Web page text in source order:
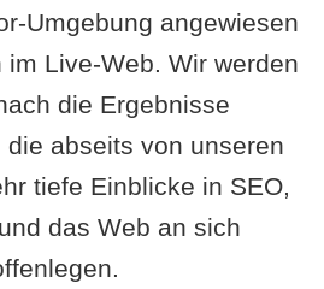
Umgebung angewiesen
Live-Web. Wir werden
die Ergebnisse
abseits von unseren
tiefe Einblicke in SEO,
das Web an sich